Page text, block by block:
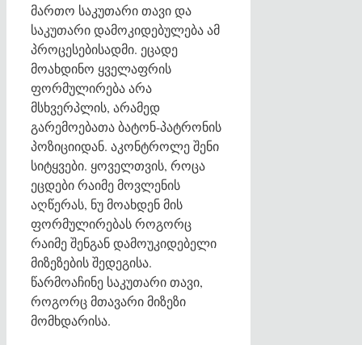
მართო საკუთარი თავი და
საკუთარი დამოკიდებულება ამ
პროცესებისადმი. ეცადე
მოახდინო ყველაფრის
ფორმულირება არა
მსხვერპლის, არამედ
გარემოებათა ბატონ-პატრონის
პოზიციიდან. აკონტროლე შენი
სიტყვები. ყოველთვის, როცა
ეცდები რაიმე მოვლენის
აღწერას, ნუ მოახდენ მის
ფორმულირებას როგორც
რაიმე შენგან დამოუკიდებელი
მიზეზების შედეგისა.
წარმოაჩინე საკუთარი თავი,
როგორც მთავარი მიზეზი
მომხდარისა.